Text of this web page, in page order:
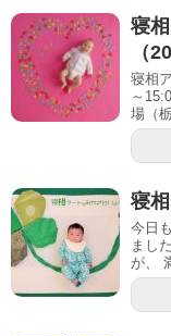
寝
（
寝相
～
場（
寝
今日
まし
が、